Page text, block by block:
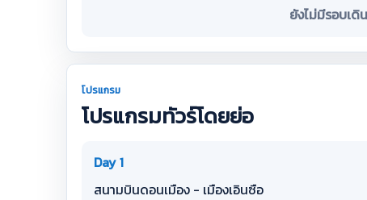
ยังไม่มีรอบเดิ
โปรแกรม
โปรแกรมทัวร์โดยย่อ
Day 1
สนามบินดอนเมือง - เมืองเอินซือ